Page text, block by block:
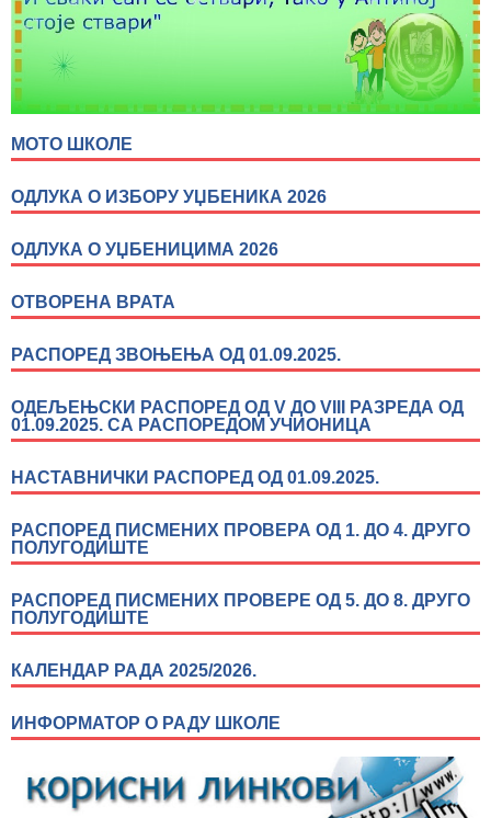
МОТО ШКОЛЕ
ОДЛУКА О ИЗБОРУ УЏБЕНИКА 2026
ОДЛУКА О УЏБЕНИЦИМА 2026
ОТВОРЕНА ВРАТА
РАСПОРЕД ЗВОЊЕЊА ОД 01.09.2025.
ОДЕЉЕЊСКИ РАСПОРЕД ОД V ДО VIII РАЗРЕДА ОД
01.09.2025. СА РАСПОРЕДОМ УЧИОНИЦА
НАСТАВНИЧКИ РАСПОРЕД ОД 01.09.2025.
РАСПОРЕД ПИСМЕНИХ ПРОВЕРА ОД 1. ДО 4. ДРУГО
ПОЛУГОДИШТЕ
РАСПОРЕД ПИСМЕНИХ ПРОВЕРЕ ОД 5. ДО 8. ДРУГО
ПОЛУГОДИШТЕ
КАЛЕНДАР РАДА 2025/2026.
ИНФОРМАТОР О РАДУ ШКОЛЕ